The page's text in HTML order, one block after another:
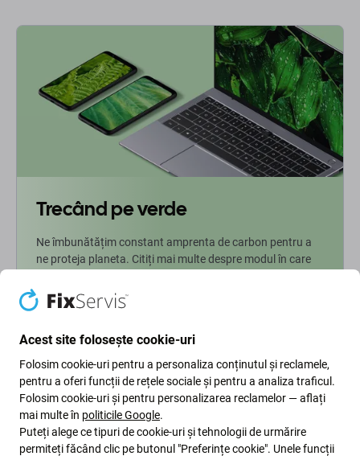
Trecând pe verde
Ne îmbunătățim constant amprenta de carbon pentru a
ne proteja planeta. Citiți mai multe despre modul în care
Mai multe informatii
Newsletter Fix
Înscrieți-vă pentru a primi periodic informații despre reduceri și
noutăți din oferta noastră. În același timp, prin trimiterea acestui
formular, confirm că am peste 16 ani
Acest site folosește cookie-uri
Folosim cookie-uri pentru a personaliza conținutul și reclamele,
pentru a oferi funcții de rețele sociale și pentru a analiza traficul.
Folosim cookie-uri și pentru personalizarea reclamelor — aflați
mai multe în politicile Google.
Puteți alege ce tipuri de cookie-uri și tehnologii de urmărire
permiteți făcând clic pe butonul "Preferințe cookie". Unele funcții